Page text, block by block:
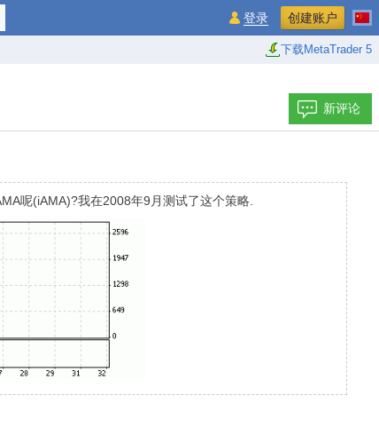
下载MetaTrader 5
登录 创建账户
新评论
呢(iAMA)?我在2008年9月测试了这个策略.